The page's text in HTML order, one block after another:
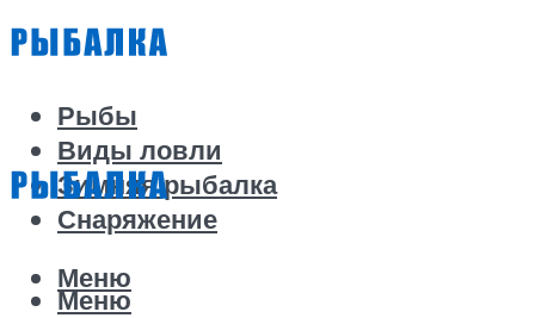
Рыбы
Виды ловли
Зимняя рыбалка
Снаряжение
Меню
Меню